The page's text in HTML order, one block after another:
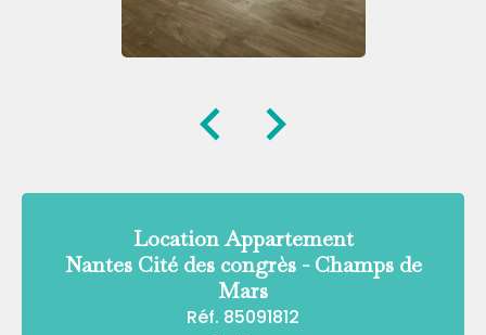
Location Appartement
Nantes Cité des congrès - Champs de
Mars
Réf. 85091812